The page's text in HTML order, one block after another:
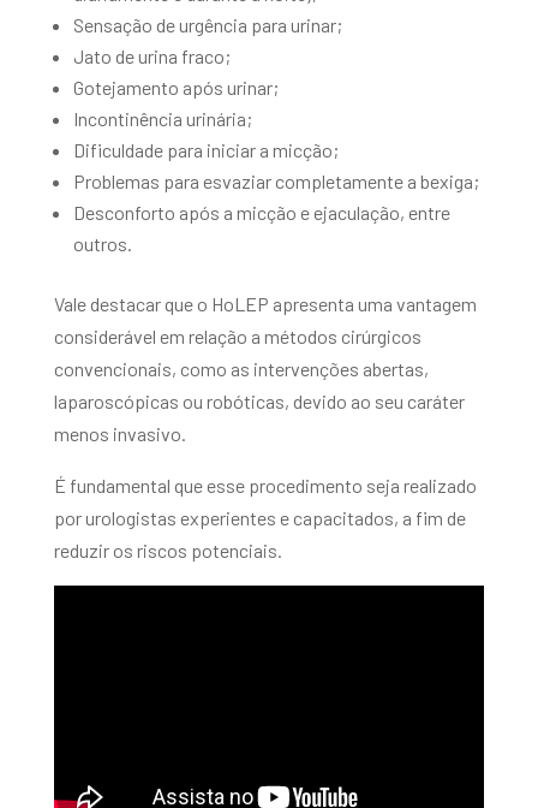
Sensação de urgência para urinar;
Jato de urina fraco;
Gotejamento após urinar;
Incontinência urinária;
Dificuldade para iniciar a micção;
Problemas para esvaziar completamente a bexiga;
Desconforto após a micção e ejaculação, entre
outros.
Vale destacar que o HoLEP apresenta uma vantagem
considerável em relação a métodos cirúrgicos
convencionais, como as intervenções abertas,
laparoscópicas ou robóticas, devido ao seu caráter
menos invasivo.
É fundamental que esse procedimento seja realizado
por urologistas experientes e capacitados, a fim de
reduzir os riscos potenciais.